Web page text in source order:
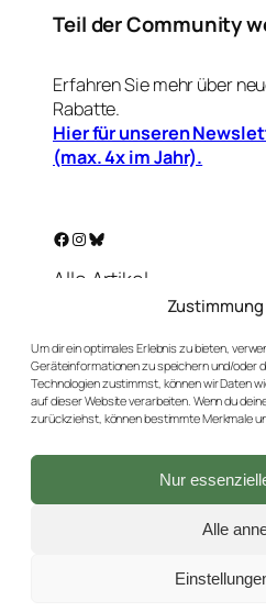
Um dir ein optimales Erlebnis zu bieten,
Geräteinformationen zu speichern und/oder
Technologien zustimmst, können wir Daten
auf dieser Website verarbeiten. Wenn du
zurückziehst, können bestimmte Merkmale
Nur
Alle
Teil der Community
Erfahren Sie mehr über
Rabatte.
Hier für unseren
(max. 4x im Jahr).
Facebook Instagram Bluesky
Alle Artikel
Unser Golf-Blog
Kontakt
AGBs
Versand & Rückgaben
Widerrufsbutton